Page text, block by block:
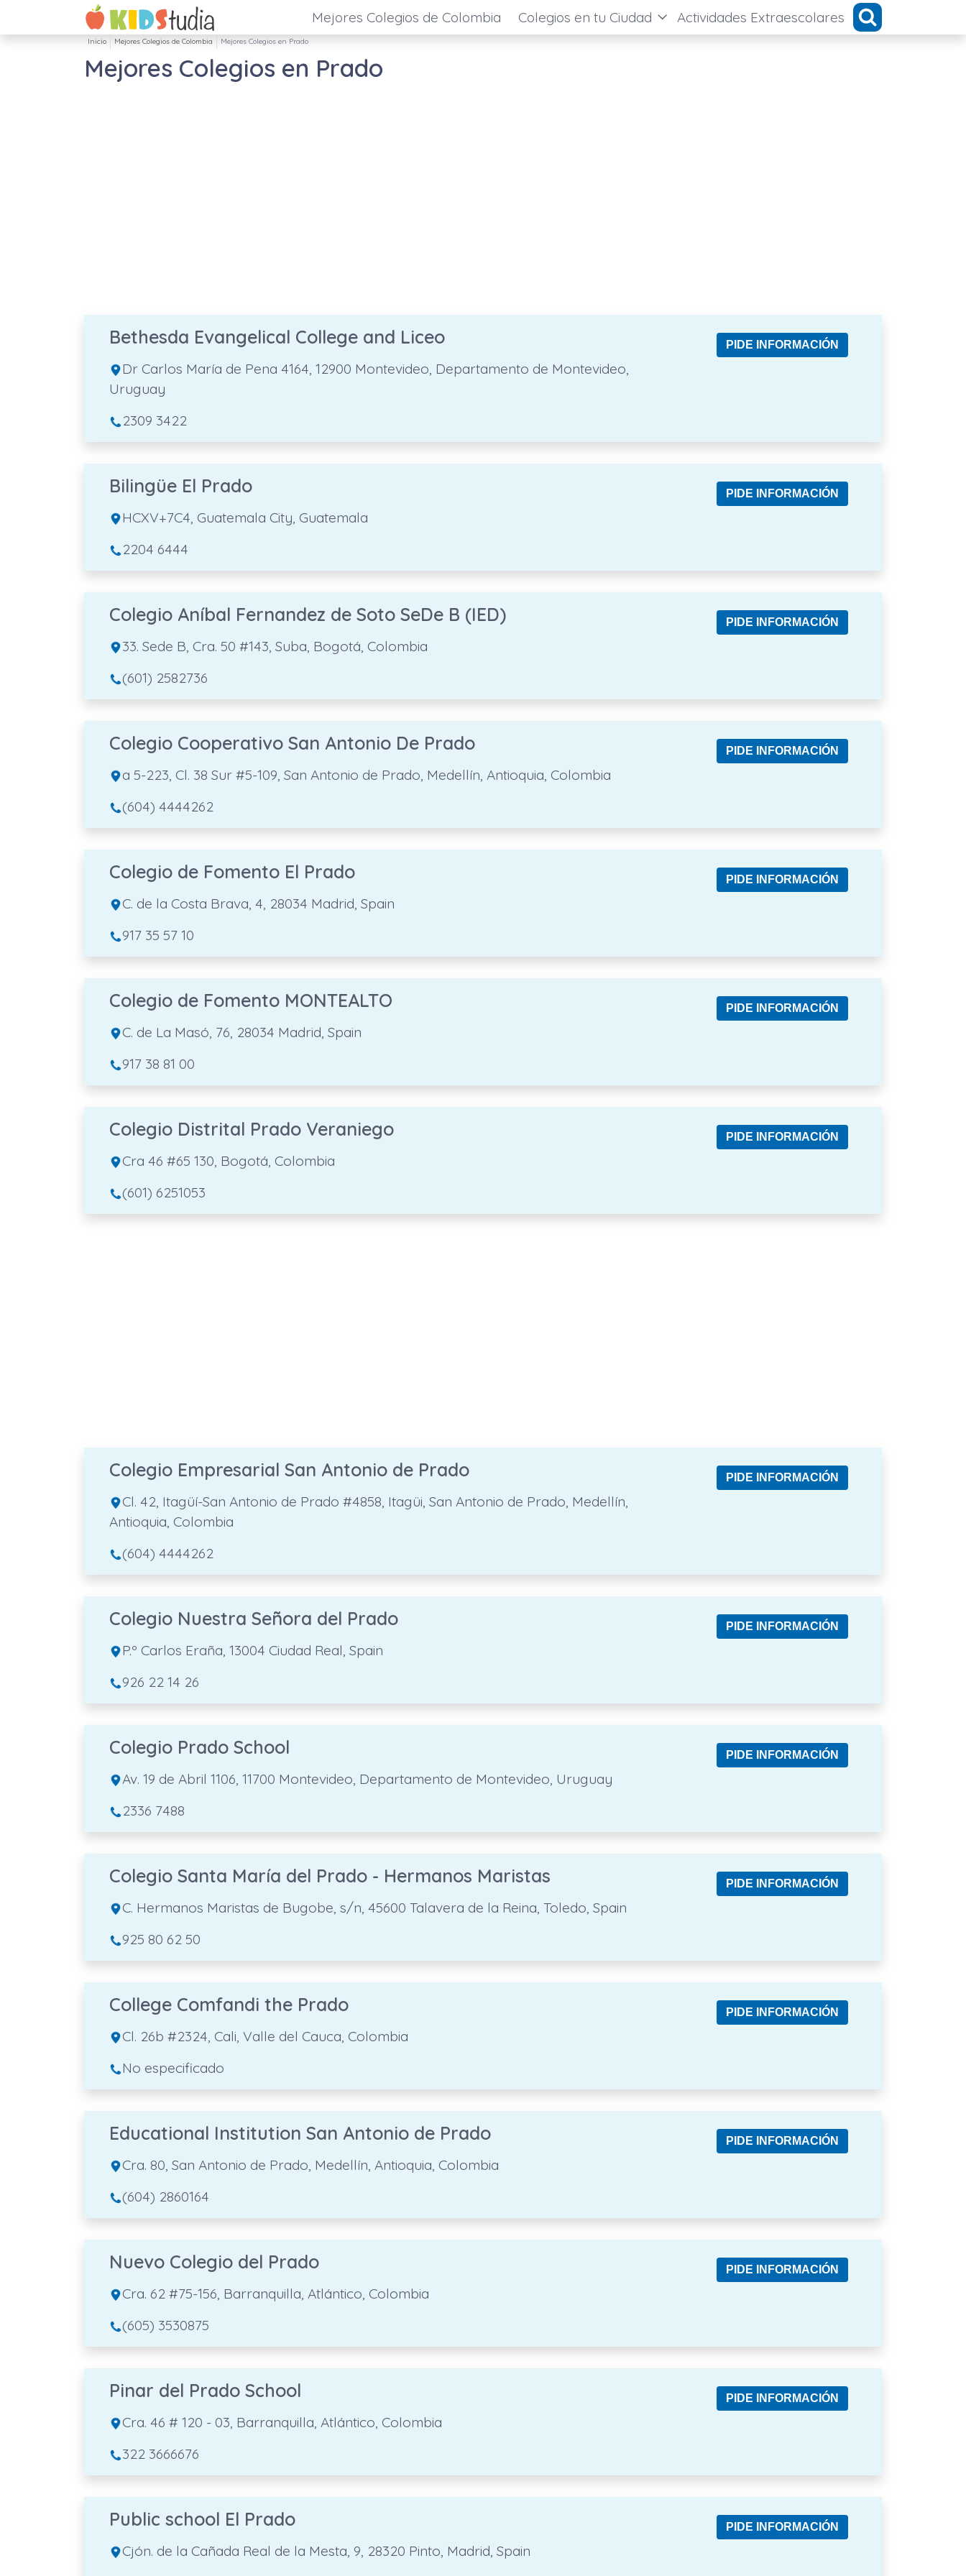
Mejores Colegios de Colombia Colegios en tu Ciudad Actividades Extraescolares
Inicio Mejores Colegios de Colombia Mejores Colegios en Prado
Mejores Colegios en Prado
Bethesda Evangelical College and Liceo
Dr Carlos María de Pena 4164, 12900 Montevideo, Departamento de Montevideo,
Uruguay
2309 3422
PIDE INFORMACIÓN
Bilingüe El Prado
HCXV+7C4, Guatemala City, Guatemala
2204 6444
PIDE INFORMACIÓN
Colegio Aníbal Fernandez de Soto SeDe B (IED)
33. Sede B, Cra. 50 #143, Suba, Bogotá, Colombia
(601) 2582736
PIDE INFORMACIÓN
Colegio Cooperativo San Antonio De Prado
a 5-223, Cl. 38 Sur #5-109, San Antonio de Prado, Medellín, Antioquia, Colombia
(604) 4444262
PIDE INFORMACIÓN
Colegio de Fomento El Prado
C. de la Costa Brava, 4, 28034 Madrid, Spain
917 35 57 10
PIDE INFORMACIÓN
Colegio de Fomento MONTEALTO
C. de La Masó, 76, 28034 Madrid, Spain
917 38 81 00
PIDE INFORMACIÓN
Colegio Distrital Prado Veraniego
Cra 46 #65 130, Bogotá, Colombia
(601) 6251053
PIDE INFORMACIÓN
Colegio Empresarial San Antonio de Prado
Cl. 42, Itagüí-San Antonio de Prado #4858, Itagüi, San Antonio de Prado, Medellín,
Antioquia, Colombia
(604) 4444262
PIDE INFORMACIÓN
Colegio Nuestra Señora del Prado
P.º Carlos Eraña, 13004 Ciudad Real, Spain
926 22 14 26
PIDE INFORMACIÓN
Colegio Prado School
Av. 19 de Abril 1106, 11700 Montevideo, Departamento de Montevideo, Uruguay
2336 7488
PIDE INFORMACIÓN
Colegio Santa María del Prado - Hermanos Maristas
C. Hermanos Maristas de Bugobe, s/n, 45600 Talavera de la Reina, Toledo, Spain
925 80 62 50
PIDE INFORMACIÓN
College Comfandi the Prado
Cl. 26b #2324, Cali, Valle del Cauca, Colombia
No especificado
PIDE INFORMACIÓN
Educational Institution San Antonio de Prado
Cra. 80, San Antonio de Prado, Medellín, Antioquia, Colombia
(604) 2860164
PIDE INFORMACIÓN
Nuevo Colegio del Prado
Cra. 62 #75-156, Barranquilla, Atlántico, Colombia
(605) 3530875
PIDE INFORMACIÓN
Pinar del Prado School
Cra. 46 # 120 - 03, Barranquilla, Atlántico, Colombia
322 3666676
PIDE INFORMACIÓN
Public school El Prado
Cjón. de la Cañada Real de la Mesta, 9, 28320 Pinto, Madrid, Spain
PIDE INFORMACIÓN